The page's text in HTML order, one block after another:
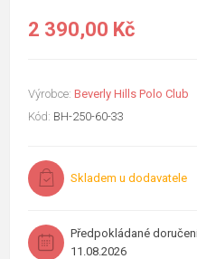
2 390,00 Kč
Výrobce: Beverly Hills Polo Club
Kód: BH-250-60-33
Skladem u dodavatele
Předpokládané
11.08.2026